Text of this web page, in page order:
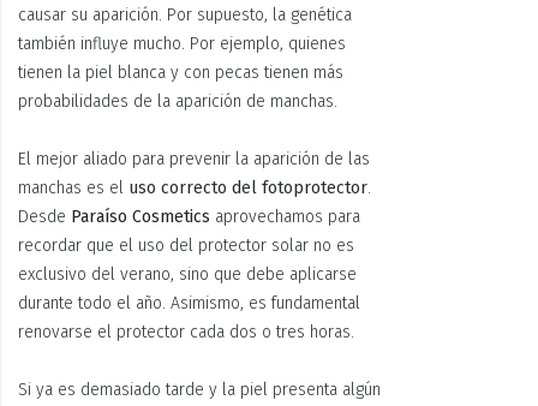
causar su aparición. Por supuesto, la genética
también influye mucho. Por ejemplo, quienes
tienen la piel blanca y con pecas tienen más
probabilidades de la aparición de manchas.
El mejor aliado para prevenir la aparición de las
manchas es el uso correcto del fotoprotector.
Desde Paraíso Cosmetics aprovechamos para
recordar que el uso del protector solar no es
exclusivo del verano, sino que debe aplicarse
durante todo el año. Asimismo, es fundamental
renovarse el protector cada dos o tres horas.
Si ya es demasiado tarde y la piel presenta algún